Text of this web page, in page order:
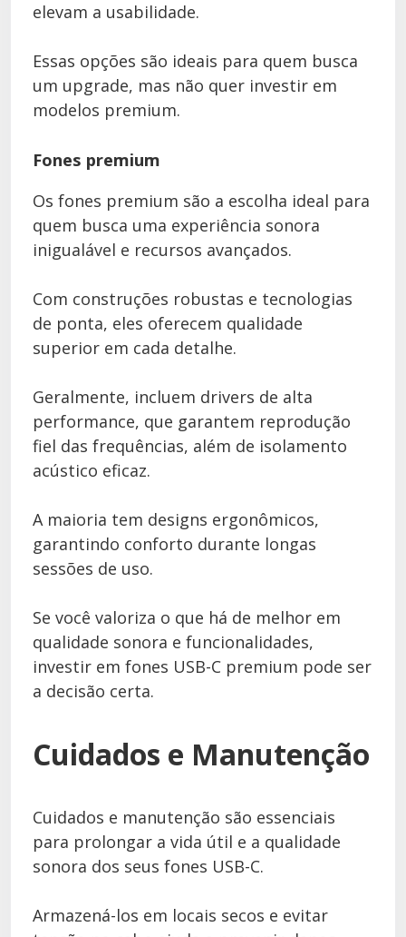
elevam a usabilidade.
Essas opções são ideais para quem busca
um upgrade, mas não quer investir em
modelos premium.
Fones premium
Os fones premium são a escolha ideal para
quem busca uma experiência sonora
inigualável e recursos avançados.
Com construções robustas e tecnologias
de ponta, eles oferecem qualidade
superior em cada detalhe.
Geralmente, incluem drivers de alta
performance, que garantem reprodução
fiel das frequências, além de isolamento
acústico eficaz.
A maioria tem designs ergonômicos,
garantindo conforto durante longas
sessões de uso.
Se você valoriza o que há de melhor em
qualidade sonora e funcionalidades,
investir em fones USB-C premium pode ser
a decisão certa.
Cuidados e Manutenção
Cuidados e manutenção são essenciais
para prolongar a vida útil e a qualidade
sonora dos seus fones USB-C.
Armazená-los em locais secos e evitar